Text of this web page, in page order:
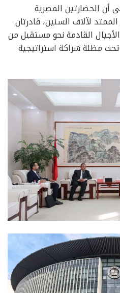
أن الحضارتين المصرية
لآلاف السنين، قادرتان
القادمة نحو مستقبل من
مظلة شراكة استراتيجية